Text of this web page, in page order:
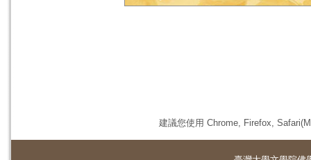
建議您使用 Chrome, Firefox,